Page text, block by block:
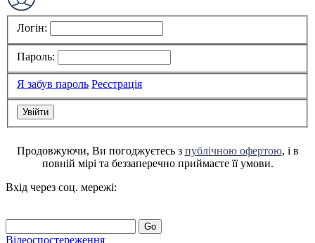
Логін:
Пароль:
Я забув пароль Реєстрація
Продовжуючи, Ви погоджуєтесь з публічною офертою, і в
повній мірі та беззаперечно приймаєте її умови.
Вхід через соц. мережі:
Go
Відеоспостереження